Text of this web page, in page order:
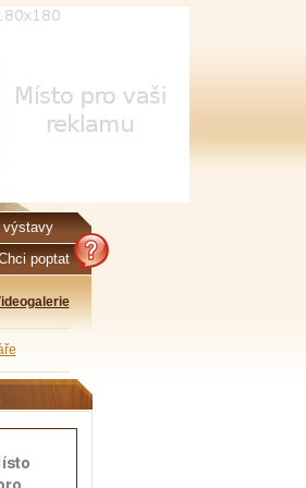
výstavy
poptat